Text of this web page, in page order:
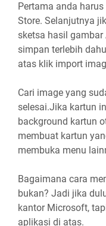
Pertama anda
Store. Selanjutnya
sketsa hasil
simpan terlebih
atas klik import
Cari image yang
selesai.Jika kartun
background kartun
membuat kartun
membuka menu
Bagaimana cara
bukan? Jadi jika
kantor Microsoft,
aplikasi di atas.